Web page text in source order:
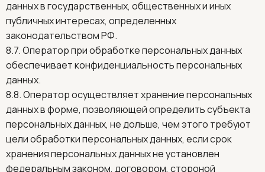
данных в государственных, общественных и иных
публичных интересах, определенных
законодательством РФ.
8.7. Оператор при обработке персональных данных
обеспечивает конфиденциальность персональных
данных.
8.8. Оператор осуществляет хранение персональных
данных в форме, позволяющей определить субъекта
персональных данных, не дольше, чем этого требуют
цели обработки персональных данных, если срок
хранения персональных данных не установлен
федеральным законом, договором, стороной